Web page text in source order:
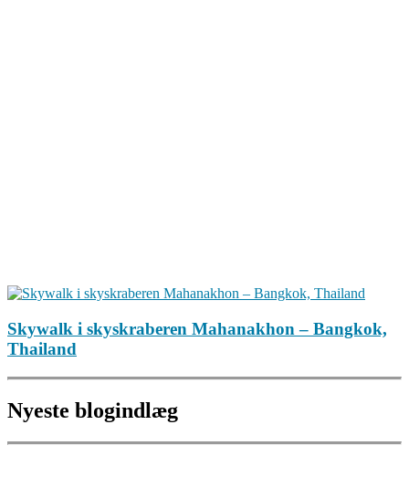
Skywalk i skyskraberen Mahanakhon – Bangkok,
Thailand
Nyeste blogindlæg